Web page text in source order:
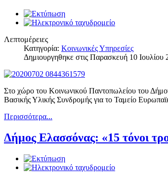
Λεπτομέρειες
Κατηγορία: Κοινωνικές Υπηρεσίες
Δημιουργηθηκε στις Παρασκευή 10 Ιουλίου
Στο χώρο του Κοινωνικού Παντοπωλείου του
Βασικής Υλικής Συνδρομής για το Ταμείο
Περισσότερα...
Δήμος Ελασσόνας: «15 τόνοι